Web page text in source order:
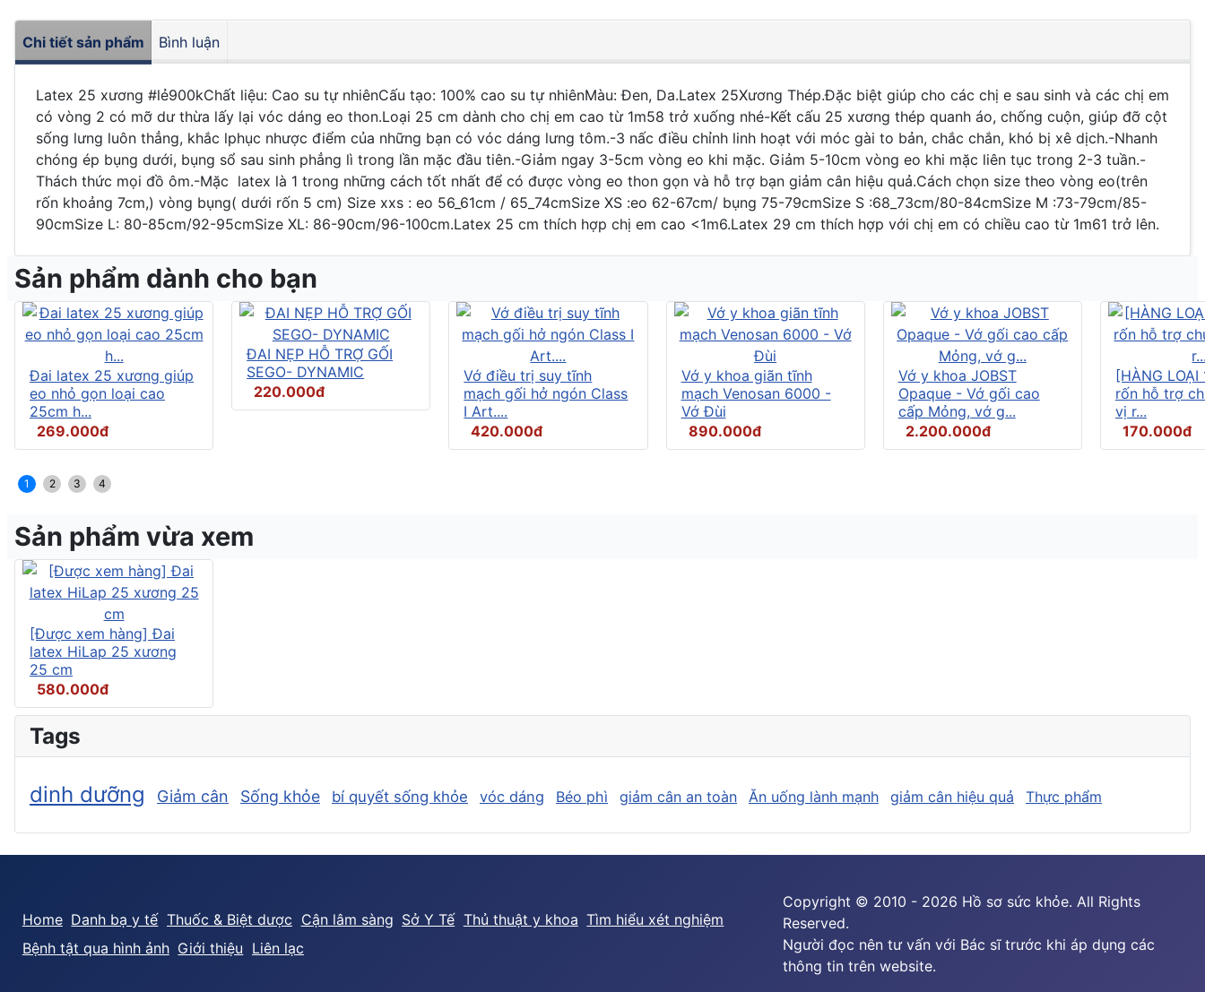
Chi tiết sản phẩm Bình luận
Latex 25 xương #lẻ900kChất liệu: Cao su tự nhiênCấu tạo: 100% cao su tự nhiênMàu: Đen, Da.Latex 25Xương Thép.Đặc biệt giúp cho các chị e sau sinh và các chị em
có vòng 2 có mỡ dư thừa lấy lại vóc dáng eo thon.Loại 25 cm dành cho chị em cao từ 1m58 trở xuống nhé-Kết cấu 25 xương thép quanh áo, chống cuộn, giúp đỡ cột
sống lưng luôn thẳng, khắc lphục nhược điểm của những bạn có vóc dáng lưng tôm.-3 nấc điều chỉnh linh hoạt với móc gài to bản, chắc chắn, khó bị xê dịch.-Nhanh
chóng ép bụng dưới, bụng sổ sau sinh phẳng lì trong lần mặc đầu tiên.-Giảm ngay 3-5cm vòng eo khi mặc. Giảm 5-10cm vòng eo khi mặc liên tục trong 2-3 tuần.-
Thách thức mọi đồ ôm.-Mặc latex là 1 trong những cách tốt nhất để có được vòng eo thon gọn và hỗ trợ bạn giảm cân hiệu quả.Cách chọn size theo vòng eo(trên
rốn khoảng 7cm,) vòng bụng( dưới rốn 5 cm) Size xxs : eo 56_61cm / 65_74cmSize XS :eo 62-67cm/ bụng 75-79cmSize S :68_73cm/80-84cmSize M :73-79cm/85-
90cmSize L: 80-85cm/92-95cmSize XL: 86-90cm/96-100cm.Latex 25 cm thích hợp chị em cao <1m6.Latex 29 cm thích hợp với chị em có chiều cao từ 1m61 trở lên.
Sản phẩm dành cho bạn
Đai latex 25 xương giúp
eo nhỏ gọn loại cao
25cm h...
269.000đ
ĐAI NẸP HỖ TRỢ GỐI
SEGO- DYNAMIC
220.000đ
Vớ điều trị suy tĩnh
mạch gối hở ngón Class
I Art....
420.000đ
Vớ y khoa giãn tĩnh
mạch Venosan 6000 -
Vớ Đùi
890.000đ
Vớ y khoa JOBST
Opaque - Vớ gối cao
cấp Mỏng, vớ g...
2.200.000đ
[HÀNG
rốn hỗ trợ
vị r...
170.000đ
1 2 3 4
Sản phẩm vừa xem
[Được xem hàng] Đai
latex HiLap 25 xương
25 cm
580.000đ
Tags
dinh dưỡng Giảm cân Sống khỏe bí quyết sống khỏe vóc dáng Béo phì giảm cân an toàn Ăn uống lành mạnh giảm cân hiệu quả Thực phẩm
Home Danh bạ y tế Thuốc & Biệt dược Cận lâm sàng Sở Y Tế Thủ thuật y khoa Tìm hiểu xét nghiệm
Bệnh tật qua hình ảnh Giới thiệu Liên lạc
Copyright © 2010 - 2026 Hồ sơ sức khỏe. All Rights
Reserved.
Người đọc nên tư vấn với Bác sĩ trước khi áp dụng các
thông tin trên website.